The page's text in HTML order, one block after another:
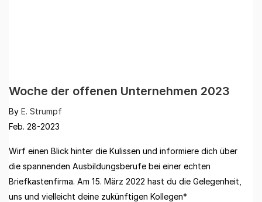
Woche der offenen Unternehmen 2023
By E. Strumpf
Feb. 28-2023
Wirf einen Blick hinter die Kulissen und informiere dich über
die spannenden Ausbildungsberufe bei einer echten
Briefkastenfirma. Am 15. März 2022 hast du die Gelegenheit,
uns und vielleicht deine zukünftigen Kollegen*